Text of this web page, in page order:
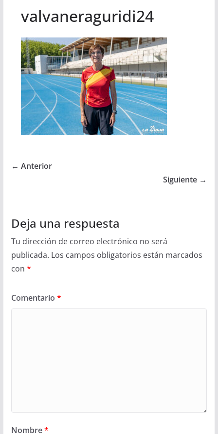
valvaneraguridi24
← Anterior
Siguiente →
Deja una respuesta
Tu dirección de correo electrónico no será
publicada. Los campos obligatorios están marcados
con *
Comentario *
Nombre*